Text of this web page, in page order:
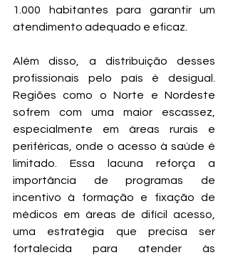
1.000 habitantes para garantir um
atendimento adequado e eficaz.
Além disso, a distribuição desses
profissionais pelo país é desigual.
Regiões como o Norte e Nordeste
sofrem com uma maior escassez,
especialmente em áreas rurais e
periféricas, onde o acesso à saúde é
limitado. Essa lacuna reforça a
importância de programas de
incentivo à formação e fixação de
médicos em áreas de difícil acesso,
uma estratégia que precisa ser
fortalecida para atender às